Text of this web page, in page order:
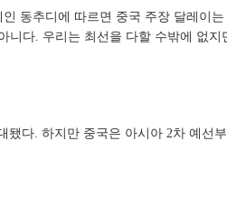
동추디에 따르면 중국 주장 달레이
다. 우리는 최선을 다할 수밖에 없
다. 하지만 중국은 아시아 2차 예선